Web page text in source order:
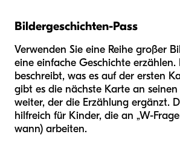
Bildergeschichten-Pass
Verwenden Sie eine Reihe großer
eine einfache Geschichte erzählen.
beschreibt, was es auf der ersten
gibt es die nächste Karte an seinen
weiter, der die Erzählung ergänzt.
hilfreich für Kinder, die an „W-
wann) arbeiten.